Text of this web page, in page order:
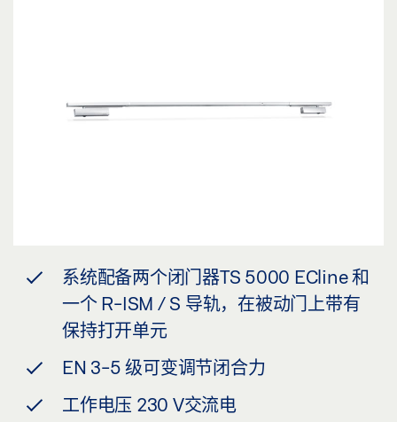
系统配备两个闭门器TS 5000 ECline 和
一个 R-ISM / S 导轨，在被动门上带有
保持打开单元
EN 3-5 级可变调节闭合力
工作电压 230 V交流电